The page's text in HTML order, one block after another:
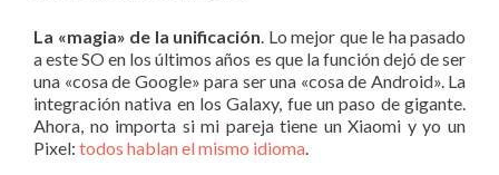
La «magia» de la unificación. Lo mejor que le ha pasado
a este SO en los últimos años es que la función dejó de ser
una «cosa de Google» para ser una «cosa de Android». La
integración nativa en los Galaxy, fue un paso de gigante.
Ahora, no importa si mi pareja tiene un Xiaomi y yo un
Pixel: todos hablan el mismo idioma.